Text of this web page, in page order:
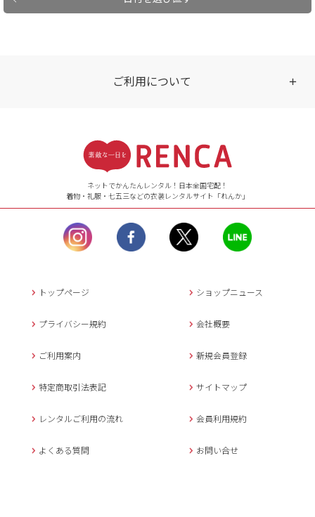
ご利用について
【ご注文（インターネット）】
24時間年中無休
【お問い合わせ窓口（メー
ル）】10:00~17:00
土曜日、日曜日、臨
時休業日を除く。
営業時間外にいただ
返信させていただきま
年末年始、大型連休
メールでのお問い合わせ
ネットでかんたんレンタル！日本全国宅配！
着物・礼服・七五三などの衣装レンタルサイト「れんか」
トップページ ショップニュース
プライバシー規約 会社概要
ご利用案内 新規会員登録
特定商取引法表記 サイトマップ
レンタルご利用の流れ 会員利用規約
よくある質問 お問い合せ